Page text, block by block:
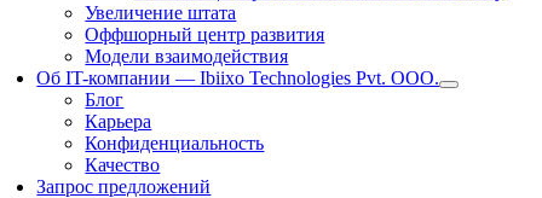
Увеличение штата
Оффшорный центр развития
Модели взаимодействия
Об IT-компании — Ibiixo Technologies Pvt. ООО.
Блог
Карьера
Конфиденциальность
Качество
Запрос предложений